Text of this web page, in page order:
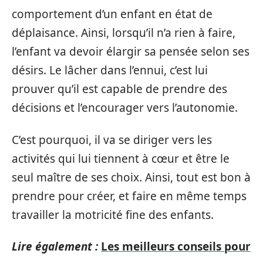
comportement d’un enfant en état de
déplaisance. Ainsi, lorsqu’il n’a rien à faire,
l’enfant va devoir élargir sa pensée selon ses
désirs. Le lâcher dans l’ennui, c’est lui
prouver qu’il est capable de prendre des
décisions et l’encourager vers l’autonomie.
C’est pourquoi, il va se diriger vers les
activités qui lui tiennent à cœur et être le
seul maître de ses choix. Ainsi, tout est bon à
prendre pour créer, et faire en même temps
travailler la motricité fine des enfants.
Lire également : Les meilleurs conseils pour